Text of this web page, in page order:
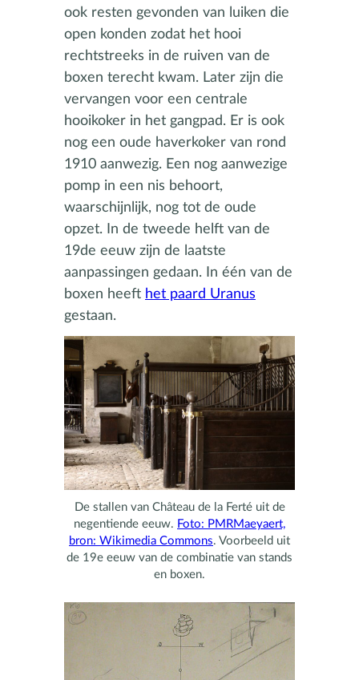
ook resten gevonden van luiken die
open konden zodat het hooi
rechtstreeks in de ruiven van de
boxen terecht kwam. Later zijn die
vervangen voor een centrale
hooikoker in het gangpad. Er is ook
nog een oude haverkoker van rond
1910 aanwezig. Een nog aanwezige
pomp in een nis behoort,
waarschijnlijk, nog tot de oude
opzet. In de tweede helft van de
19de eeuw zijn de laatste
aanpassingen gedaan. In één van de
boxen heeft het paard Uranus
gestaan.
De stallen van Château de la Ferté uit de
negentiende eeuw. Foto: PMRMaeyaert,
bron: Wikimedia Commons. Voorbeeld uit
de 19e eeuw van de combinatie van stands
en boxen.